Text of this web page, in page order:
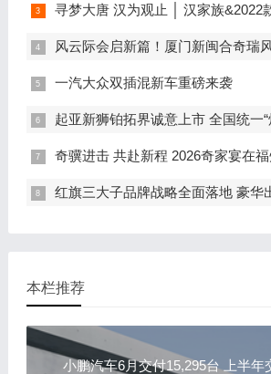
寻梦大唐 汉为观止 │ 汉家族&2022款唐EV新车上
风云际会启新篇！厦门新闽合奇瑞风云
一汽大众双插混新车重磅来袭
起亚新狮铂拓界诚意上市 全国统一“焕新
奇骥进击 共赴新程 2026奇家宴在
红旗三大子品牌战略全面落地 豪华出
本栏推荐
小鹏汽车6月交付15,295台 上半年